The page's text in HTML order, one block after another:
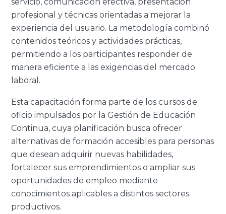
servicio, comunicación efectiva, presentación
profesional y técnicas orientadas a mejorar la
experiencia del usuario. La metodología combinó
contenidos teóricos y actividades prácticas,
permitiendo a los participantes responder de
manera eficiente a las exigencias del mercado
laboral.
Esta capacitación forma parte de los cursos de
oficio impulsados por la Gestión de Educación
Continua, cuya planificación busca ofrecer
alternativas de formación accesibles para personas
que desean adquirir nuevas habilidades,
fortalecer sus emprendimientos o ampliar sus
oportunidades de empleo mediante
conocimientos aplicables a distintos sectores
productivos.